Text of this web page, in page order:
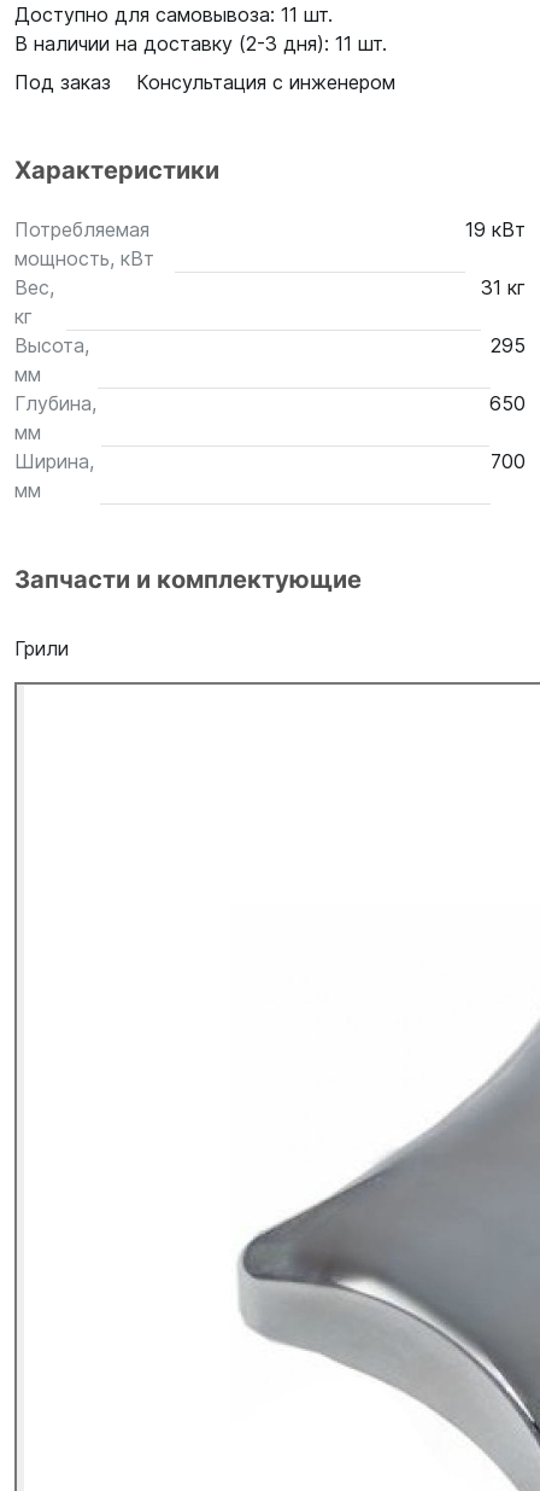
Доступно для самовывоза: 11 шт.
В наличии на доставку (2-3 дня): 11 шт.
Под заказ
Консультация с инженером
Характеристики
Потребляемая
мощность, кВт
19 кВт
Вес,
кг
31 кг
Высота,
мм
295
Глубина,
мм
650
Ширина,
мм
700
Запчасти и комплектующие
Грили